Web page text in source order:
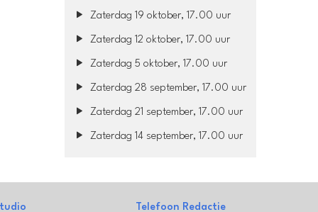
Zaterdag 19 oktober, 17.00 uur
Zaterdag 12 oktober, 17.00 uur
Zaterdag 5 oktober, 17.00 uur
Zaterdag 28 september, 17.00 uur
Zaterdag 21 september, 17.00 uur
Zaterdag 14 september, 17.00 uur
Telefoon Redactie